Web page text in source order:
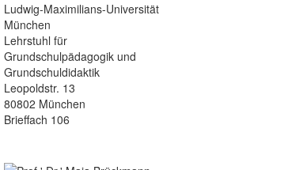
Ludwig-Maximilians-Universität
München
Lehrstuhl für
Grundschulpädagogik und
Grundschuldidaktik
Leopoldstr. 13
80802 München
Brieffach 106